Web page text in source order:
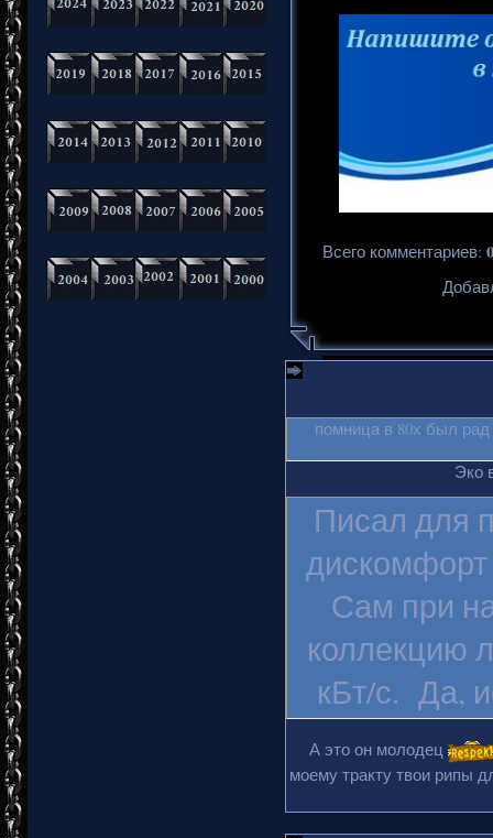
Всего комментариев: 0
помница в 80х был
Эко
Писал для
Сам при
коллекцию
кБт/с. Да,
А это он молодец
моему тракту твои рипы